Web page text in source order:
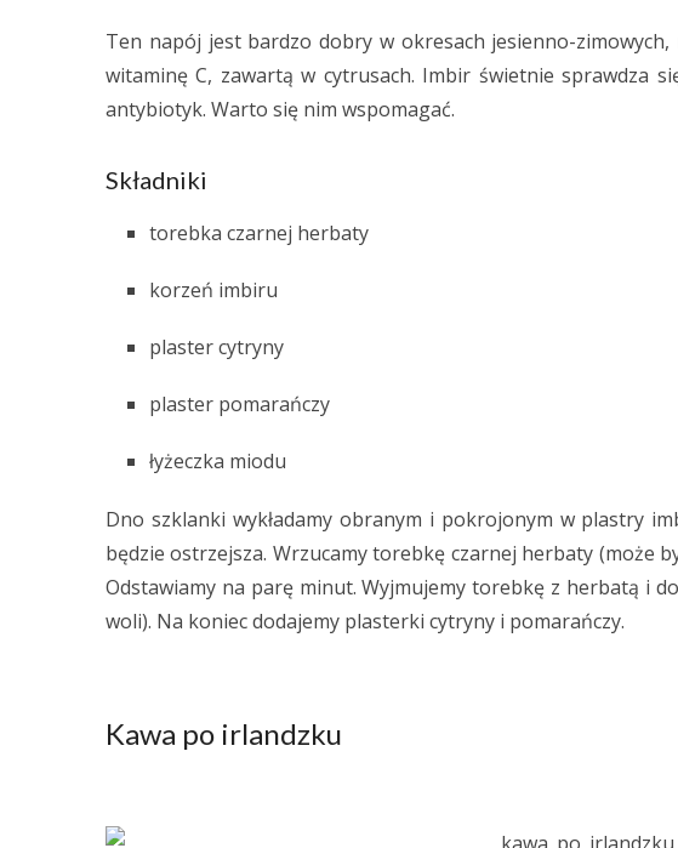
Ten napój jest bardzo dobry w okresach jesienno-
witaminę C, zawartą w cytrusach. Imbir świetnie sprawdza
antybiotyk. Warto się nim wspomagać.
Składniki
torebka czarnej herbaty
korzeń imbiru
plaster cytryny
plaster pomarańczy
łyżeczka miodu
Dno szklanki wykładamy obranym i pokrojonym w plastry
będzie ostrzejsza. Wrzucamy torebkę czarnej herbaty (może
Odstawiamy na parę minut. Wyjmujemy torebkę z herbatą i
woli). Na koniec dodajemy plasterki cytryny i pomarańczy.
Kawa po irlandzku